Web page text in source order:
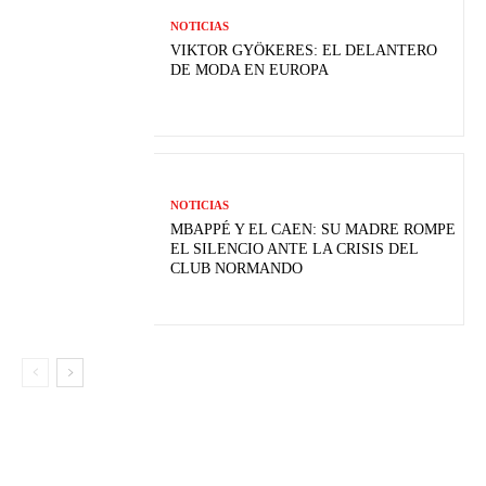
NOTICIAS
VIKTOR GYÖKERES: EL DELANTERO
DE MODA EN EUROPA
NOTICIAS
MBAPPÉ Y EL CAEN: SU MADRE ROMPE
EL SILENCIO ANTE LA CRISIS DEL
CLUB NORMANDO